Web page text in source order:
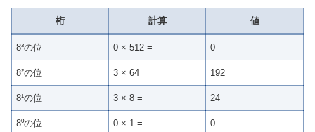
桁 計算 値
8³の位 0 × 512 = 0
8²の位 3 × 64 = 192
8¹の位 3 × 8 = 24
8⁰の位 0 × 1 = 0